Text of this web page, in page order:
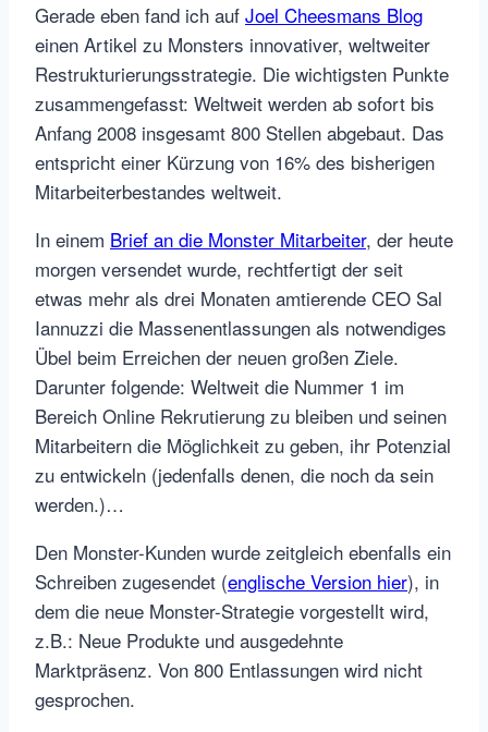
Gerade eben fand ich auf Joel Cheesmans Blog
einen Artikel zu Monsters innovativer, weltweiter
Restrukturierungsstrategie. Die wichtigsten Punkte
zusammengefasst: Weltweit werden ab sofort bis
Anfang 2008 insgesamt 800 Stellen abgebaut. Das
entspricht einer Kürzung von 16% des bisherigen
Mitarbeiterbestandes weltweit.
In einem Brief an die Monster Mitarbeiter, der heute
morgen versendet wurde, rechtfertigt der seit
etwas mehr als drei Monaten amtierende CEO Sal
Iannuzzi die Massenentlassungen als notwendiges
Übel beim Erreichen der neuen großen Ziele.
Darunter folgende: Weltweit die Nummer 1 im
Bereich Online Rekrutierung zu bleiben und seinen
Mitarbeitern die Möglichkeit zu geben, ihr Potenzial
zu entwickeln (jedenfalls denen, die noch da sein
werden.)…
Den Monster-Kunden wurde zeitgleich ebenfalls ein
Schreiben zugesendet (englische Version hier), in
dem die neue Monster-Strategie vorgestellt wird,
z.B.: Neue Produkte und ausgedehnte
Marktpräsenz. Von 800 Entlassungen wird nicht
gesprochen.